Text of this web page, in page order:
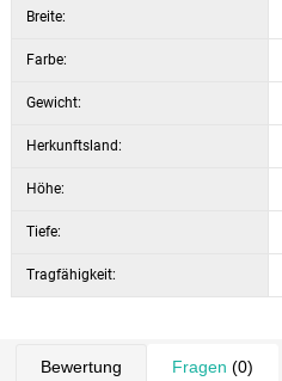
Breite:
Farbe:
Gewicht:
Herkunftsland:
Höhe:
Tiefe:
Tragfähigkeit:
Bewertung Fragen (0)